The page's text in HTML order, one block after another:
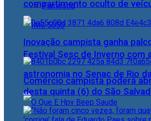
Famosos
Festival Sesc de Inverno com
astronomia no Senac de Rio
compartimento oculto de
Inovação campista ganha
Comércio campista poderá
desta quinta (6) do São